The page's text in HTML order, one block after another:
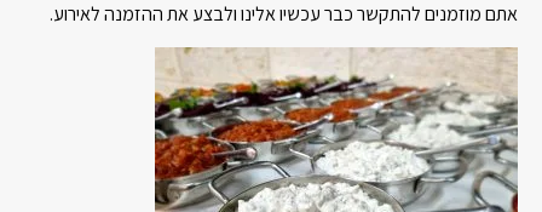
אתם מוזמנים להתקשר כבר עכשיו אלינו ולבצע את ההזמנה לאירוע.